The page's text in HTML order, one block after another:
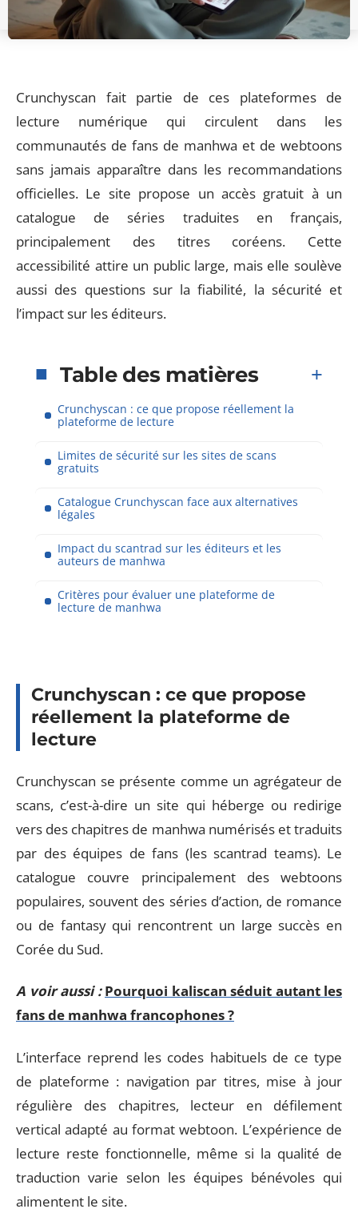
Crunchyscan fait partie de ces plateformes de
lecture numérique qui circulent dans les
communautés de fans de manhwa et de webtoons
sans jamais apparaître dans les recommandations
officielles. Le site propose un accès gratuit à un
catalogue de séries traduites en français,
principalement des titres coréens. Cette
accessibilité attire un public large, mais elle soulève
aussi des questions sur la fiabilité, la sécurité et
l’impact sur les éditeurs.
Table des matières
Crunchyscan : ce que propose réellement la
plateforme de lecture
Limites de sécurité sur les sites de scans
gratuits
Catalogue Crunchyscan face aux alternatives
légales
Impact du scantrad sur les éditeurs et les
auteurs de manhwa
Critères pour évaluer une plateforme de
lecture de manhwa
Crunchyscan : ce que propose
réellement la plateforme de
lecture
Crunchyscan se présente comme un agrégateur de
scans, c’est-à-dire un site qui héberge ou redirige
vers des chapitres de manhwa numérisés et traduits
par des équipes de fans (les scantrad teams). Le
catalogue couvre principalement des webtoons
populaires, souvent des séries d’action, de romance
ou de fantasy qui rencontrent un large succès en
Corée du Sud.
A voir aussi : Pourquoi kaliscan séduit autant les
fans de manhwa francophones ?
L’interface reprend les codes habituels de ce type
de plateforme : navigation par titres, mise à jour
régulière des chapitres, lecteur en défilement
vertical adapté au format webtoon. L’expérience de
lecture reste fonctionnelle, même si la qualité de
traduction varie selon les équipes bénévoles qui
alimentent le site.